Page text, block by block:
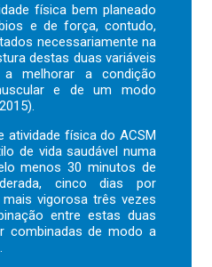
física bem planeado
e de força, contudo,
necessariamente na
destas duas variáveis
melhorar a condição
e de um modo
atividade física do ACSM
de vida saudável numa
menos 30 minutos de
cinco dias por
vigorosa três vezes
entre estas duas
combinadas de modo a